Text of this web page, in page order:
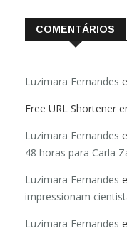
COMENTÁRIOS
Luzimara Fernandes
Free URL Shortener
Luzimara Fernandes
48 horas para Carla
Luzimara Fernandes
impressionam
Luzimara Fernandes